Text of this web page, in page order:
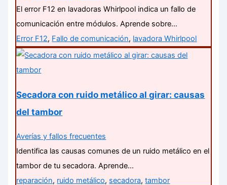
El error F12 en lavadoras Whirlpool indica un fallo de
comunicación entre módulos. Aprende sobre…
Error F12, Fallo de comunicación, lavadora Whirlpool
Secadora con ruido metálico al girar: causas
del tambor
Averías y fallos frecuentes
Identifica las causas comunes de un ruido metálico en el
tambor de tu secadora. Aprende…
reparación, ruido metálico, secadora,tambor